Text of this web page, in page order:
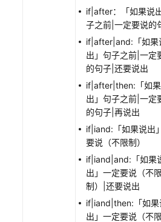
if|after：「如果说
子之前|一定要说的
if|after|and:「如果
出」句子之前|一定
的句子|还要说出
if|after|then:「如
出」句子之前|一定
的句子|再说出
if|iand:「如果说出
要说（不限制）
if|iand|and:「如果
出」一定要说（不限
制）|还要说出
if|iand|then:「如果
出」一定要说（不限